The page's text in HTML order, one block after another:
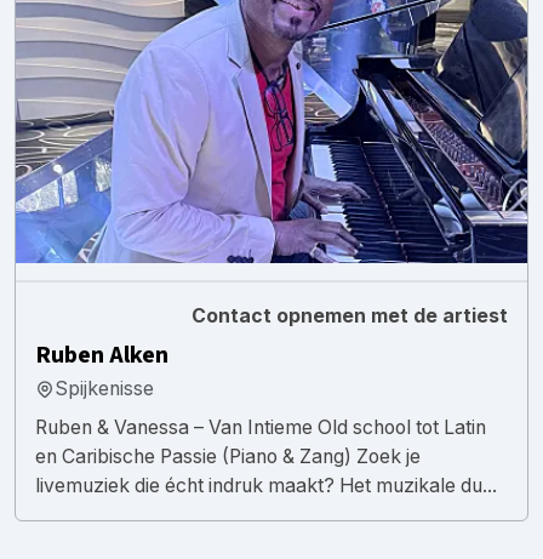
Contact opnemen met de artiest
Ruben Alken
Spijkenisse
Ruben & Vanessa – Van Intieme Old school tot Latin
en Caribische Passie (Piano & Zang) Zoek je
livemuziek die écht indruk maakt? Het muzikale du...